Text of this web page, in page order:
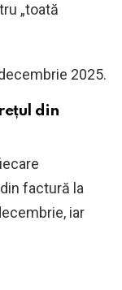
„toată
2025.
din
factură la
iar